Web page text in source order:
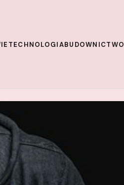
TECHNOLOGIABUDOWNICTWO